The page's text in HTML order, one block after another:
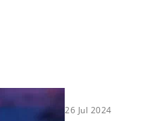
26 Jul 2024